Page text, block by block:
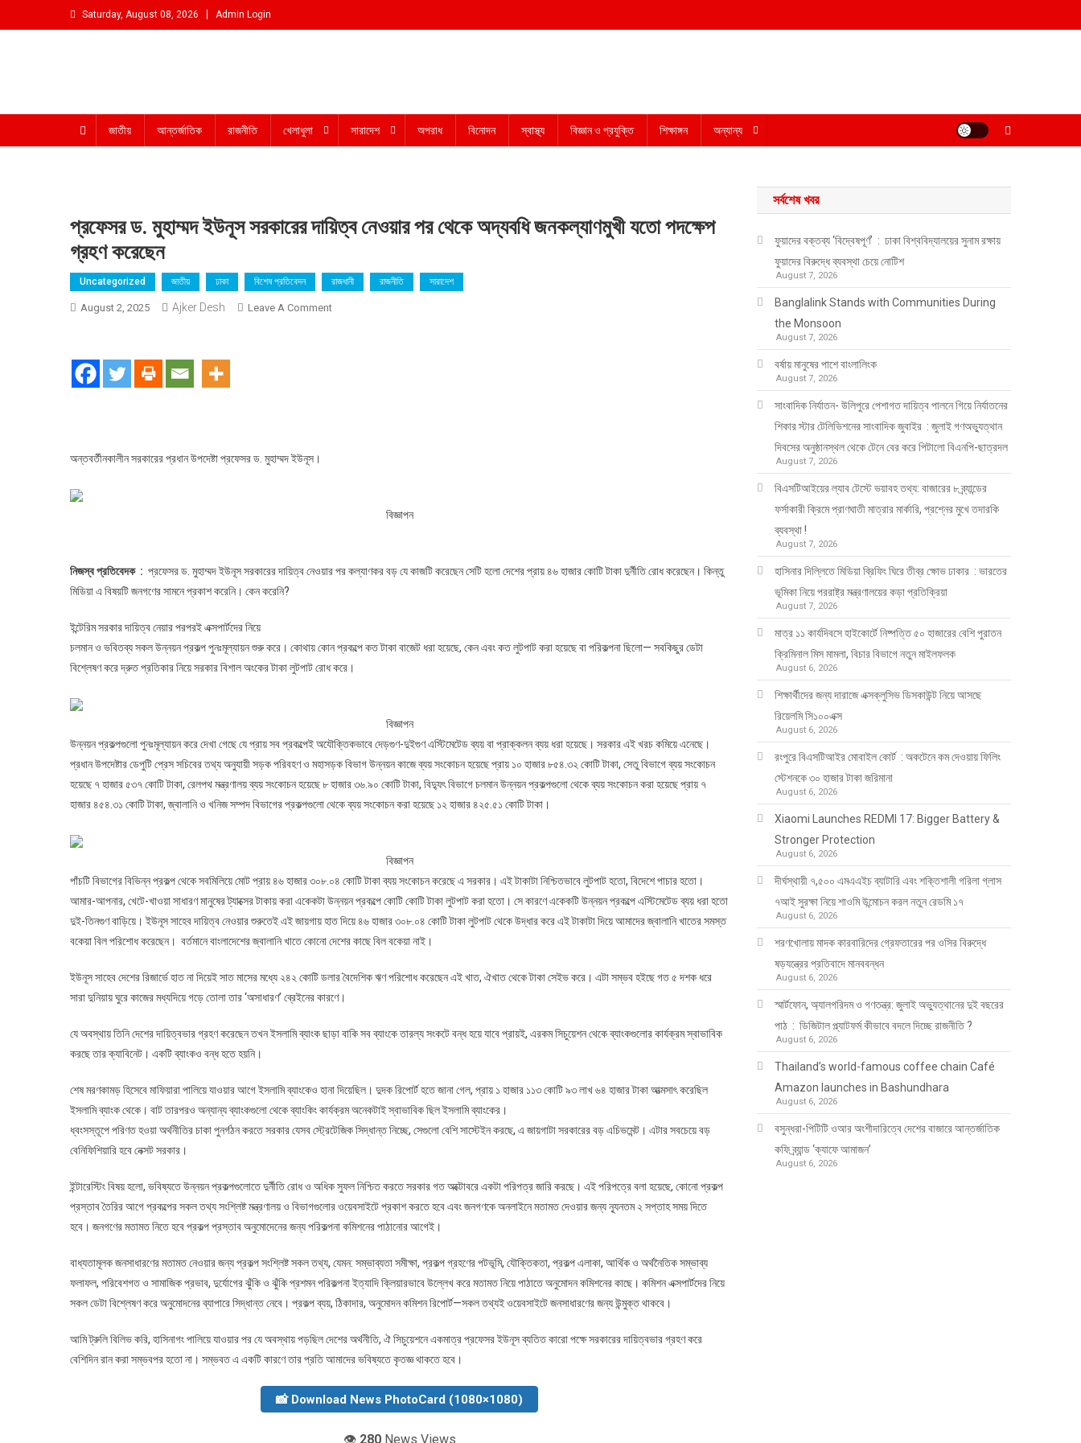
to
Saturday, August 08, 2026 Admin Login
জাতীয় আন্তর্জাতিক রাজনীতি খেলাধুলা সারাদেশ অপরাধ বিনোদন স্বাস্থ্য বিজ্ঞান ও প্রযুক্তি শিক্ষাঙ্গন অন্যান্য
প্রফেসর ড. মুহাম্মদ ইউনূস সরকারের দায়িত্ব নেওয়ার পর থেকে অদ্যবধি জনকল্যাণমুখী যতো পদক্ষেপ
গ্রহণ করেছেন
Uncategorized জাতীয় ঢাকা বিশেষ প্রতিবেদন রাজধানী রাজনীতি সারাদেশ
August 2, 2025 Ajker Desh Leave A CommentOn
গ্রহণ
অন্তবর্তীনকালীন সরকারের প্রধান উপদেষ্টা প্রফেসর ড. মুহাম্মদ ইউনূস।
বিজ্ঞাপন
নিজস্ব প্রতিবেদক : প্রফেসর ড. মুহাম্মদ ইউনূস সরকারের দায়িত্ব নেওয়ার পর কল্যাণকর বড় যে কাজটি করেছেন সেটি হলো দেশের প্রায় ৪৬ হাজার কোটি টাকা দুর্নীতি রোধ করেছেন। কিন্তু
মিডিয়া এ বিষয়টি জনগণের সামনে প্রকাশ করেনি। কেন করেনি?
ইন্টেরিম সরকার দায়িত্ব নেয়ার পরপরই এক্সপার্টদের নিয়ে
চলমান ও ভবিতব্য সকল উন্নয়ন প্রকল্প পুনঃমূল্যায়ন শুরু করে। কোথায় কোন প্রকল্পে কত টাকা বাজেট ধরা হয়েছে, কেন এবং কত লুটপাট করা হয়েছে বা পরিকল্পনা ছিলো— সবকিছুর ডেটা
বিশ্লেষণ করে দ্রুত প্রতিকার নিয়ে সরকার বিশাল অংকের টাকা লুটপাট রোধ করে।
বিজ্ঞাপন
উন্নয়ন প্রকল্পগুলো পুনঃমূল্যায়ন করে দেখা গেছে যে প্রায় সব প্রকল্পেই অযৌক্তিকভাবে দেড়গুণ-দুইগুণ এস্টিমেটেড ব্যয় বা প্রাক্কলন ব্যয় ধরা হয়েছে। সরকার এই খরচ কমিয়ে এনেছে।
প্রধান উপদেষ্টার ডেপুটি প্রেস সচিবের তথ্য অনুযায়ী সড়ক পরিবহণ ও মহাসড়ক বিভাগ উন্নয়ন কাজে ব্যয় সংকোচন হয়েছে প্রায় ১০ হাজার ৮৫৪.৩২ কোটি টাকা, সেতু বিভাগে ব্যয় সংকোচন
হয়েছে ৭ হাজার ৫৩৭ কোটি টাকা, রেলপথ মন্ত্রণালয় ব্যয় সংকোচন হয়েছে ৮ হাজার ৩৬.৯০ কোটি টাকা, বিদ্যুৎ বিভাগে চলমান উন্নয়ন প্রকল্পগুলো থেকে ব্যয় সংকোচন করা হয়েছে প্রায় ৭
হাজার ৪৫৪.৩১ কোটি টাকা, জ্বালানি ও খনিজ সম্পদ বিভাগের প্রকল্পগুলো থেকে ব্যয় সংকোচন করা হয়েছে ১২ হাজার ৪২৫.৫১ কোটি টাকা।
বিজ্ঞাপন
পাঁচটি বিভাগের বিভিন্ন প্রকল্প থেকে সবমিলিয়ে মোট প্রায় ৪৬ হাজার ৩০৮.০৪ কোটি টাকা ব্যয় সংকোচন করেছে এ সরকার। এই টাকাটা নিশ্চিতভাবে লুটপাট হতো, বিদেশে পাচার হতো।
আমার-আপনার, খেটে-খাওয়া সাধারণ মানুষের ট্যাক্সের টাকায় করা একেকটা উন্নয়ন প্রকল্পে কোটি কোটি টাকা লুটপাট করা হতো। সে কারণে একেকটি উন্নয়ন প্রকল্পে এস্টিমেটেড ব্যয় ধরা হতো
দুই-তিনগুণ বাড়িয়ে। ইউনূস সাহেব দায়িত্ব নেওয়ার শুরুতেই এই জায়গায় হাত দিয়ে ৪৬ হাজার ৩০৮.০৪ কোটি টাকা লুটপাট থেকে উদ্ধার করে এই টাকাটা দিয়ে আমাদের জ্বালানি খাতের সমস্ত
বকেয়া বিল পরিশোধ করেছেন। বর্তমানে বাংলাদেশের জ্বালানি খাতে কোনো দেশের কাছে বিল বকেয়া নাই।
ইউনূস সাহেব দেশের রিজার্ভে হাত না দিয়েই সাত মাসের মধ্যে ২৪২ কোটি ডলার বৈদেশিক ঋণ পরিশোধ করেছেন এই খাত, ঐখাত থেকে টাকা সেইভ করে। এটা সম্ভব হইছে গত ৫ দশক ধরে
সারা দুনিয়ায় ঘুরে কাজের মধ্যদিয়ে গড়ে তোলা তার ‘অসাধারণ’ ব্রেইনের কারণে।
যে অবস্থায় তিনি দেশের দায়িত্বভার গ্রহণ করেছেন তখন ইসলামি ব্যাংক ছাড়া বাকি সব ব্যাংকে তারল্য সংকটে বন্ধ হয়ে যাবে প্রায়ই, এরকম সিচুয়েশন থেকে ব্যাংকগুলোর কার্যক্রম স্বাভাবিক
করছে তার ক্যাবিনেট। একটি ব্যাংকও বন্ধ হতে হয়নি।
শেষ মরণকামড় হিসেবে মাফিয়ারা পালিয়ে যাওয়ার আগে ইসলামি ব্যাংকেও হানা দিয়েছিল। দুদক রিপোর্ট হতে জানা গেল, প্রায় ১ হাজার ১১৩ কোটি ৯৩ লাখ ৬৪ হাজার টাকা আত্মসাৎ করেছিল
ইসলামি ব্যাংক থেকে। বাট তারপরও অন্যান্য ব্যাংকগুলো থেকে ব্যাংকিং কার্যক্রম অনেকটাই স্বাভাবিক ছিল ইসলামি ব্যাংকের।
ধ্বংসস্তূপে পরিণত হওয়া অর্থনীতির চাকা পুনর্গঠন করতে সরকার যেসব স্ট্রেটেজিক সিদ্ধান্ত নিচ্ছে, সেগুলো বেশি সাস্টেইন করছে, এ জায়গাটা সরকারের বড় এচিভমেন্ট। এটার সবচেয়ে বড়
বেনিফিশিয়ারি হবে নেক্সট সরকার।
ইন্টারেস্টিং বিষয় হলো, ভবিষ্যতে উন্নয়ন প্রকল্পগুলোতে দুর্নীতি রোধ ও অধিক সুফল নিশ্চিত করতে সরকার গত অক্টোবরে একটা পরিপত্র জারি করছে। এই পরিপত্রে বলা হয়েছে, কোনো প্রকল্প
প্রস্তাব তৈরির আগে প্রকল্পের সকল তথ্য সংশ্লিষ্ট মন্ত্রণালয় ও বিভাগগুলোর ওয়েবসাইটে প্রকাশ করতে হবে এবং জনগণকে অনলাইনে মতামত দেওয়ার জন্য ন্যূনতম ২ সপ্তাহ সময় দিতে
হবে। জনগণের মতামত নিতে হবে প্রকল্প প্রস্তাব অনুমোদেনের জন্য পরিকল্পনা কমিশনের পাঠানোর আগেই।
বাধ্যতামূলক জনসাধারণের মতামত নেওয়ার জন্য প্রকল্প সংশ্লিষ্ট সকল তথ্য, যেমন: সম্ভাব্যতা সমীক্ষা, প্রকল্প গ্রহণের পটভূমি, যৌক্তিকতা, প্রকল্প এলাকা, আর্থিক ও অর্থনৈতিক সম্ভাব্য
ফলাফল, পরিবেশগত ও সামাজিক প্রভাব, দুর্যোগের ঝুঁকি ও ঝুঁকি প্রশমন পরিকল্পনা ইত্যাদি ক্লিয়ারভাবে উল্লেখ করে মতামত নিয়ে পাঠাতে অনুমোদন কমিশনের কাছে। কমিশন এক্সপার্টদের নিয়ে
সকল ডেটা বিশ্লেষণ করে অনুমোদনের ব্যাপারে সিদ্ধান্ত নেবে। প্রকল্প ব্যয়, ঠিকাদার, অনুমোদন কমিশন রিপোর্ট—সকল তথ্যই ওয়েবসাইটে জনসাধারণের জন্য উন্মুক্ত থাকবে।
আমি ট্রুলি বিলিভ করি, হাসিনাগং পালিয়ে যাওয়ার পর যে অবস্থায় পড়ছিল দেশের অর্থনীতি, ঐ সিচুয়েশনে একমাত্র প্রফেসর ইউনূস ব্যতিত কারো পক্ষে সরকারের দায়িত্বভার গ্রহণ করে
বেশিদিন রান করা সম্ভবপর হতো না। সম্ভবত এ একটি কারণে তার প্রতি আমাদের ভবিষ্যতে কৃতজ্ঞ থাকতে হবে।
📸 Download News PhotoCard (1080×1080)
👁️ 280News Views
সর্বশেষ খবর
ফুয়াদের বক্তব্য ‘বিদ্বেষপূর্ণ’ : ঢাকা বিশ্ববিদ্যালয়ের সুনাম রক্ষায়
ফুয়াদের বিরুদ্ধে ব্যবস্থা চেয়ে নোটিশ
August 7, 2026
Banglalink Stands with Communities During
the Monsoon
August 7, 2026
বর্ষায় মানুষের পাশে বাংলালিংক
August 7, 2026
সাংবাদিক নির্যাতন- উলিপুরে পেশাগত দায়িত্ব পালনে গিয়ে নির্যাতনের
শিকার স্টার টেলিভিশনের সাংবাদিক জুবাইর : জুলাই গণঅভ্যুত্থান
দিবসের অনুষ্ঠানস্থল থেকে টেনে বের করে পিটালো বিএনপি-ছাত্রদল
August 7, 2026
বিএসটিআইয়ের ল্যাব টেস্টে ভয়াবহ তথ্য: বাজারের ৮ ব্র্যান্ডের
ফর্সাকারী ক্রিমে প্রাণঘাতী মাত্রার মার্কারি, প্রশ্নের মুখে তদারকি
ব্যবস্থা !
August 7, 2026
হাসিনার দিল্লিতে মিডিয়া ব্রিফিং ঘিরে তীব্র ক্ষোভ ঢাকার : ভারতের
ভূমিকা নিয়ে পররাষ্ট্র মন্ত্রণালয়ের কড়া প্রতিক্রিয়া
August 7, 2026
মাত্র ১১ কার্যদিবসে হাইকোর্টে নিষ্পত্তি ৫০ হাজারের বেশি পুরাতন
ক্রিমিনাল মিস মামলা, বিচার বিভাগে নতুন মাইলফলক
August 6, 2026
শিক্ষার্থীদের জন্য দারাজে এক্সক্লুসিভ ডিসকাউন্ট নিয়ে আসছে
রিয়েলমি সি১০০এক্স
August 6, 2026
রংপুরে বিএসটিআইর মোবাইল কোর্ট : অকটেনে কম দেওয়ায় ফিলিং
স্টেশনকে ৩০ হাজার টাকা জরিমানা
August 6, 2026
Xiaomi Launches REDMI 17: Bigger Battery &
Stronger Protection
August 6, 2026
দীর্ঘস্থায়ী ৭,৫০০ এমএএইচ ব্যাটারি এবং শক্তিশালী গরিলা গ্লাস
৭আই সুরক্ষা নিয়ে শাওমি উন্মোচন করল নতুন রেডমি ১৭
August 6, 2026
শরণখোলায় মাদক কারবারিদের গ্রেফতারের পর ওসির বিরুদ্ধে
ষড়যন্ত্রের প্রতিবাদে মানববন্ধন
August 6, 2026
স্মার্টফোন, অ্যালগরিদম ও গণতন্ত্র: জুলাই অভ্যুত্থানের দুই বছরের
পাঠ : ডিজিটাল প্ল্যাটফর্ম কীভাবে বদলে দিচ্ছে রাজনীতি ?
August 6, 2026
Thailand’s world-famous coffee chain Café
Amazon launches in Bashundhara
August 6, 2026
বসুন্ধরা-পিটিটি ওআর অংশীদারিত্বে দেশের বাজারে আন্তর্জাতিক
কফি ব্র্যান্ড ‘ক্যাফে আমাজন’
August 6, 2026